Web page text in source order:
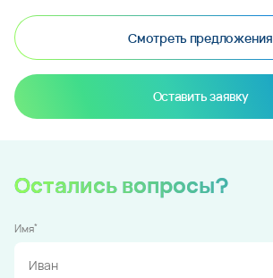
Смотреть предложения
Оставить заявку
Остались вопросы?
Имя*